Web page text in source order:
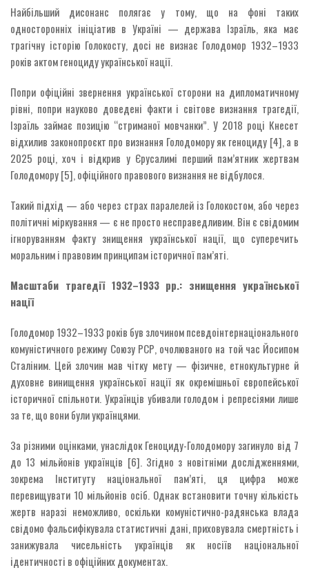
Найбільший дисонанс полягає у тому, що на фоні таких
односторонніх ініціатив в Україні — держава Ізраїль, яка має
трагічну історію Голокосту, досі не визнає Голодомор 1932–1933
років актом геноциду української нації.
Попри офіційні звернення української сторони на дипломатичному
рівні, попри науково доведені факти і світове визнання трагедії,
Ізраїль займає позицію “стриманої мовчанки”. У 2018 році Кнесет
відхилив законопроєкт про визнання Голодомору як геноциду [4], а в
2025 році, хоч і відкрив у Єрусалимі перший пам’ятник жертвам
Голодомору [5], офіційного правового визнання не відбулося.
Такий підхід — або через страх паралелей із Голокостом, або через
політичні міркування — є не просто несправедливим. Він є свідомим
ігноруванням факту знищення української нації, що суперечить
моральним і правовим принципам історичної пам’яті.
Масштаби трагедії 1932–1933 рр.: знищення української
нації
Голодомор 1932–1933 років був злочином псевдоінтернаціонального
комуністичного режиму Союзу РСР, очолюваного на той час Йосипом
Сталіним. Цей злочин мав чітку мету — фізичне, етнокультурне й
духовне винищення української нації як окремішньої європейської
історичної спільноти. Українців убивали голодом і репресіями лише
за те, що вони були українцями.
За різними оцінками, унаслідок Геноциду-Голодомору загинуло від 7
до 13 мільйонів українців [6]. Згідно з новітніми дослідженнями,
зокрема Інституту національної пам’яті, ця цифра може
перевищувати 10 мільйонів осіб. Однак встановити точну кількість
жертв наразі неможливо, оскільки комуністично-радянська влада
свідомо фальсифікувала статистичні дані, приховувала смертність і
занижувала чисельність українців як носіїв національної
ідентичності в офіційних документах.